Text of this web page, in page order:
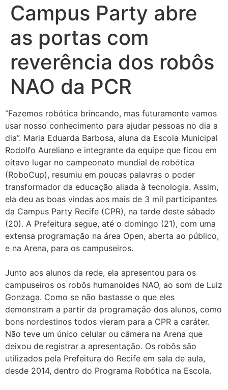
Campus Party abre
as portas com
reverência dos robôs
NAO da PCR
“Fazemos robótica brincando, mas futuramente vamos
usar nosso conhecimento para ajudar pessoas no dia a
dia”. Maria Eduarda Barbosa, aluna da Escola Municipal
Rodolfo Aureliano e integrante da equipe que ficou em
oitavo lugar no campeonato mundial de robótica
(RoboCup), resumiu em poucas palavras o poder
transformador da educação aliada à tecnologia. Assim,
ela deu as boas vindas aos mais de 3 mil participantes
da Campus Party Recife (CPR), na tarde deste sábado
(20). A Prefeitura segue, até o domingo (21), com uma
extensa programação na área Open, aberta ao público,
e na Arena, para os campuseiros.
Junto aos alunos da rede, ela apresentou para os
campuseiros os robôs humanoides NAO, ao som de Luiz
Gonzaga. Como se não bastasse o que eles
demonstram a partir da programação dos alunos, como
bons nordestinos todos vieram para a CPR a caráter.
Não teve um único celular ou câmera na Arena que
deixou de registrar a apresentação. Os robôs são
utilizados pela Prefeitura do Recife em sala de aula,
desde 2014, dentro do Programa Robótica na Escola.